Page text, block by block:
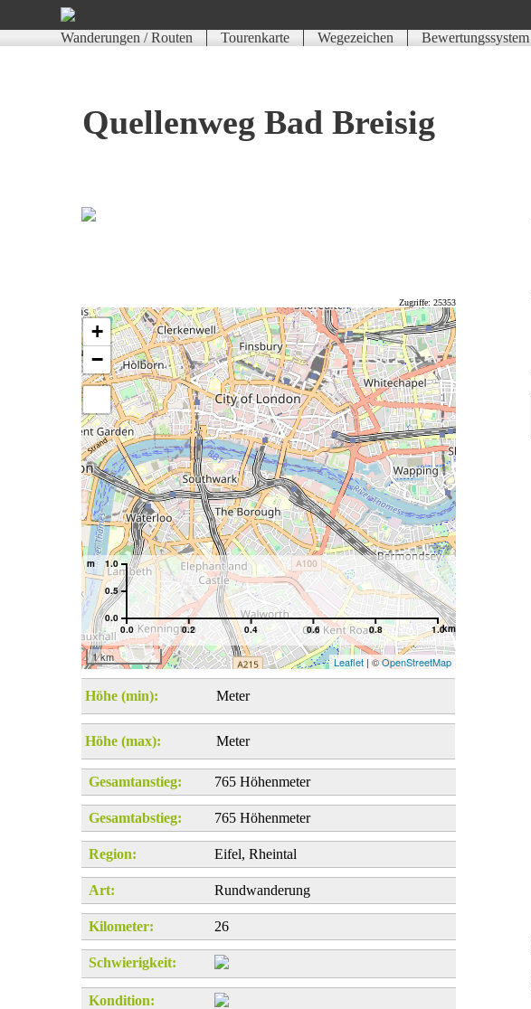
Wanderungen / Routen Tourenkarte Wegezeichen
Bewertungssystem
Quellenweg Bad Breisig
Zugriffe: 25353
+
−
0.0 0.2 0.4 0.6 0.8 1.0km
0.0
0.5
1.0
m
1 km Leaflet| ©OpenStreetMap
Höhe (min): Meter
Höhe (max): Meter
Gesamtanstieg: 765 Höhenmeter
Gesamtabstieg: 765 Höhenmeter
Region: Eifel, Rheintal
Art: Rundwanderung
Kilometer: 26
Schwierigkeit:
Kondition: